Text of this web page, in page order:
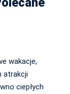
wakacje,
atrakcji
ciepłych